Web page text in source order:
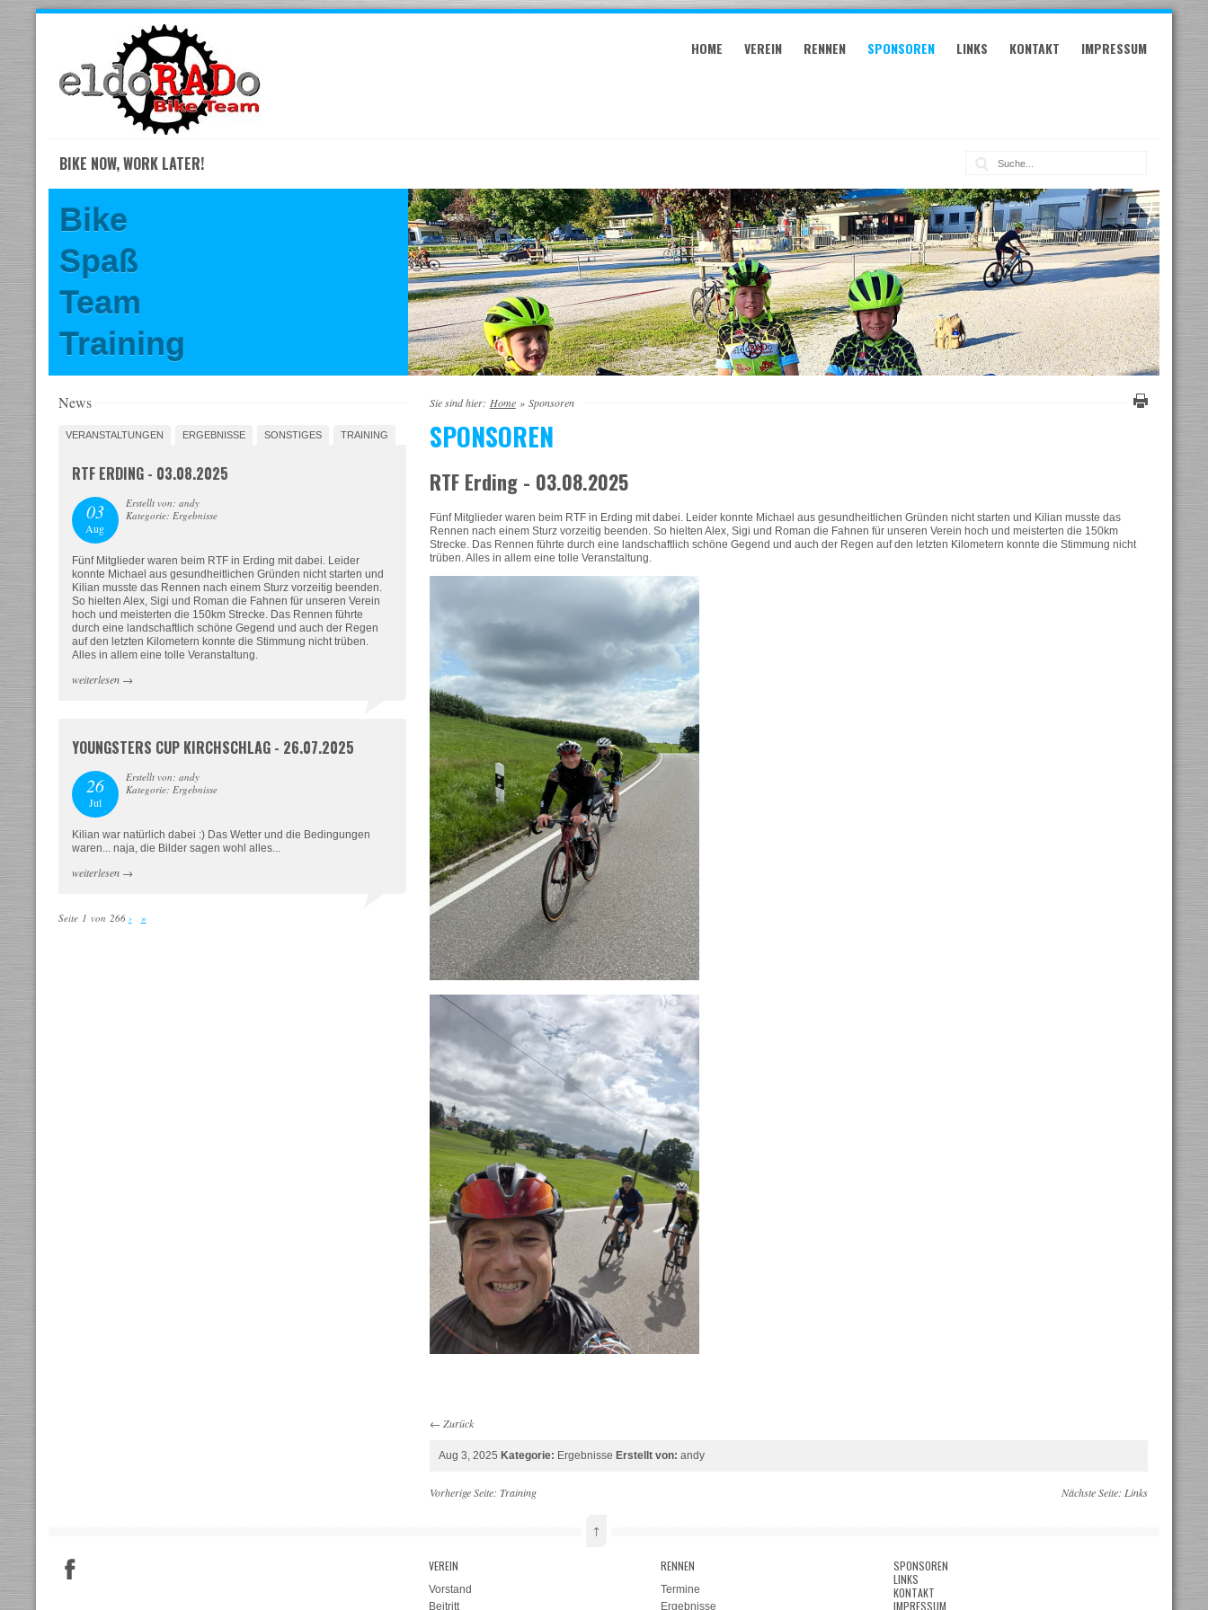
content
HOME VEREIN RENNEN SPONSOREN LINKS KONTAKT IMPRESSUM
BIKE NOW, WORK LATER! Suche:
Bike
Spaß
Team
Training
Sie sind hier: Home » Sponsoren
SPONSOREN
RTF Erding - 03.08.2025
Fünf Mitglieder waren beim RTF in Erding mit dabei. Leider konnte Michael aus gesundheitlichen Gründen nicht starten und Kilian musste das
Rennen nach einem Sturz vorzeitig beenden. So hielten Alex, Sigi und Roman die Fahnen für unseren Verein hoch und meisterten die 150km
Strecke. Das Rennen führte durch eine landschaftlich schöne Gegend und auch der Regen auf den letzten Kilometern konnte die Stimmung nicht
trüben. Alles in allem eine tolle Veranstaltung.
← Zurück
Aug 3, 2025 Kategorie: Ergebnisse Erstellt von: andy
News
VERANSTALTUNGEN ERGEBNISSE SONSTIGES TRAINING
RTF ERDING - 03.08.2025
03
Aug
Erstellt von: andy
Kategorie: Ergebnisse
Fünf Mitglieder waren beim RTF in Erding mit dabei. Leider
konnte Michael aus gesundheitlichen Gründen nicht starten und
Kilian musste das Rennen nach einem Sturz vorzeitig beenden.
So hielten Alex, Sigi und Roman die Fahnen für unseren Verein
hoch und meisterten die 150km Strecke. Das Rennen führte
durch eine landschaftlich schöne Gegend und auch der Regen
auf den letzten Kilometern konnte die Stimmung nicht trüben.
Alles in allem eine tolle Veranstaltung.
weiterlesen→
YOUNGSTERS CUP KIRCHSCHLAG - 26.07.2025
26
Jul
Erstellt von: andy
Kategorie: Ergebnisse
Kilian war natürlich dabei :) Das Wetter und die Bedingungen
waren... naja, die Bilder sagen wohl alles...
weiterlesen→
Seite 1 von 266 › »
Vorherige Seite: Training Nächste Seite: Links
↑
VEREIN
Vorstand
Beitritt
RENNEN
Termine
Ergebnisse
SPONSOREN
LINKS
KONTAKT
IMPRESSUM